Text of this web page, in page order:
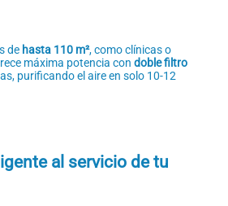
de hasta 110 m², como clínicas o
máxima potencia con doble filtro
purificando el aire en solo 10-12
al servicio de tu